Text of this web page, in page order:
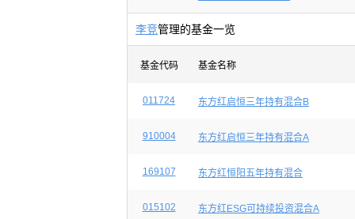
李竞管理的基金一览
基金代码 基金名称
011724 东方红启恒三年持有混合B
910004 东方红启恒三年持有混合A
169107 东方红恒阳五年持有混合
015102 东方红ESG可持续投资混合A